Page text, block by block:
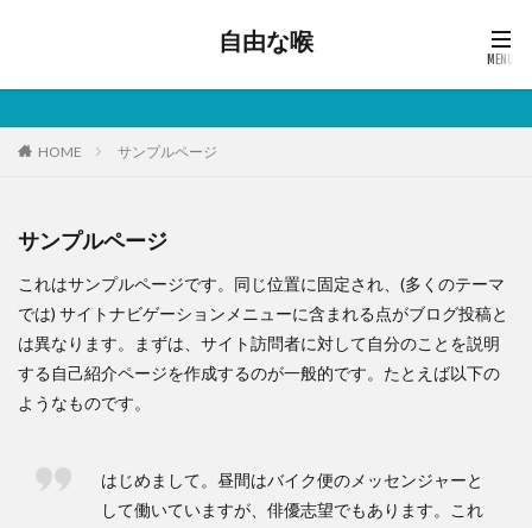
自由な喉
HOME サンプルページ
サンプルページ
これはサンプルページです。同じ位置に固定され、(多くのテーマ
では) サイトナビゲーションメニューに含まれる点がブログ投稿と
は異なります。まずは、サイト訪問者に対して自分のことを説明
する自己紹介ページを作成するのが一般的です。たとえば以下の
ようなものです。
はじめまして。昼間はバイク便のメッセンジャーと
して働いていますが、俳優志望でもあります。これ